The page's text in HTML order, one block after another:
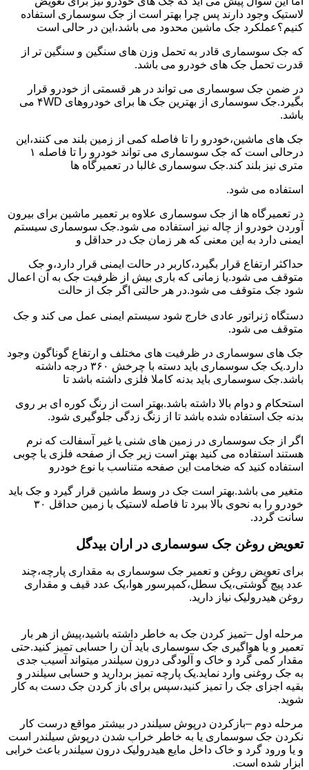
لاستیک وجود دارند پس چرا بهتر است از جک سوسماری استفاده
کنیم؟عملکرد جک ماشین محدود می باشد،این در حالی است
که جک سوسماری قادر به تحمل وزن های سنگین و سنگین تر از
قدرت تحمل جک های خودرو می باشد.
در ضمن جک سوسماری می تواند در هر قسمتی از خودرو قرار
بگیرد.جک سوسماری از بهترین جک ها برای خودروهای ۴WD می
باشد.
جک های ماشین،خودرو را تا فاصله کمی از زمین بلند می کنند،این
درحالی است که جک سوسماری می تواند خودرو را تا فاصله ۱
متری نیز بلند کند.جک سوسماری غالبا در تعمیرگاه ها
استفاده می شود.
در تعمیرگاه ها از جک سوسماری علاوه بر تعمیر ماشین برای بیرون
آوردن خودرو از چاله نیز استفاده می شود.جک سوسماری سیستم
ایمنی دارد به این معنی که هر زمان جک در حداقل و
حداکثر ارتفاع قرار بگیرد،کاربر در حالت ایمنی قرار دارد،و جک
متوقف می شود.یا زمانی که باری بیش از ظرفیت جک به آن اعمال
شود جک متوقف می شود.در هر حالتی اگر جک از حالت
دستگاه ژنراتور عادی خارج شود سیستم ایمنی عمل می کند و جک
متوقف می شود.
جک های سوسماری در ظرفیت های مختلف و ارتفاع گوناگون وجود
دارد.یک جک سوسماری باید دسته با چرخش ۳۶۰ درجه داشته
باشد.جک سوسماری باید بدنه کاملا فلزی داشته باشد تا
استحکام و دوام بالا داشته باشد.بهتر است از رنگ کوره ای بر روی
بدنه جک استفاده شده باشد تا از زنگ زدگی جلوگیری شود.
اگر از جک سوسماری در زمین های شنی یا غیر آسفالت که نرم
هستند استفاده می کنید بهتر است زیر جک از صفحه فلزی یا چوبی
استفاده کنید که ضخامت این صفحه متناسب با نوع خودرو
متغیر می باشد.بهتر است جک در وسط ماشین قرار گیرد و جک باید
خودرو را به نحوی بالا ببرد تا فاصله لاستیک با زمین حداقل ۳۰
سانت گردد.
تعویض روغن جک سوسماری در اران بیدگل
برای تعویض روغن و تعمیر جک سوسماری به مقداری پارچه،چند
عدد پیچ گوشتی،یک سطل،کمپرسور هوا،یک عدد قیف و مقداری
روغن هیدرولیک نیاز دارید.
مرحله اول –تمیز کردن جک به خاطر داشته باشید،پیش از هر بار
تعمیر و یا هواگیری جک سوسماری باید آن را حسابی تمیز کنید.حتی
مقدار کمی گرد و خاک و آلودگی درون سیلندر میتواند آسیب جدی
به جک روغنی وارد نماید.یک پارچه تمیز بردارید و حسابی سیلندر و
بقیه اجزای جک را تمیز کنید،سپس برای باز کردن جک دست به کار
شوید.
مرحله دوم –بازکردن درپوش سیلندر در بیشتر مواقع درست کار
نکردن جک سوسماری یا به خاطر خراب شدن درپوش سیلندر است
و یا ورود گرد و خاک داخل مایع هیدرولیک درون سیلندر باعث خرابی
ابزار شده است.